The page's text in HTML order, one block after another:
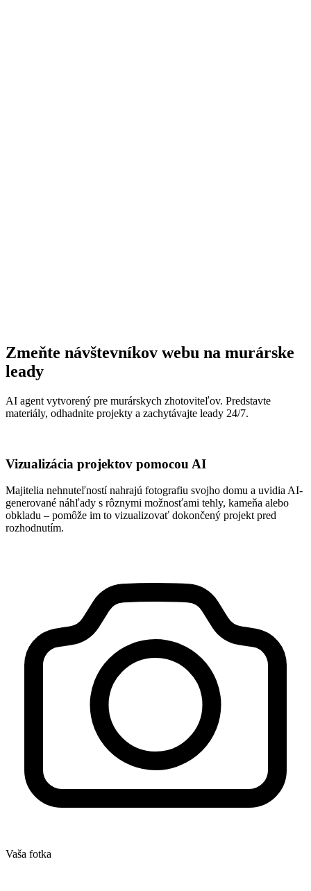
Zmeňte návštevníkov webu na murárske
leady
AI agent vytvorený pre murárskych zhotoviteľov. Predstavte
materiály, odhadnite projekty a zachytávajte leady 24/7.
Vizualizácia projektov pomocou AI
Majitelia nehnuteľností nahrajú fotografiu svojho domu a uvidia AI-
generované náhľady s rôznymi možnosťami tehly, kameňa alebo
obkladu – pomôže im to vizualizovať dokončený projekt pred
rozhodnutím.
Vaša fotka